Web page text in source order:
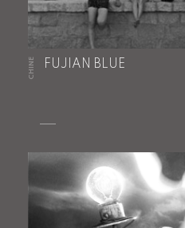
CHINE FUJIAN BLUE